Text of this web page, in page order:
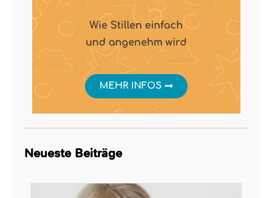
Neueste Beiträge